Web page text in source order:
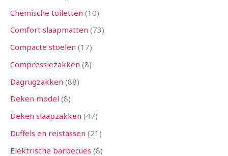
Chemische toiletten 10
Comfort slaapmatten 73
Compacte stoelen 17
Compressiezakken 8
Dagrugzakken 88
Deken model 8
Deken slaapzakken 47
Duffels en reistassen 21
Elektrische barbecues 8